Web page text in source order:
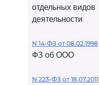
отдельных видов
деятельности
N 14-ФЗ от 08.02.1998
ФЗ об ООО
N 223-ФЗ от 18.07.2011